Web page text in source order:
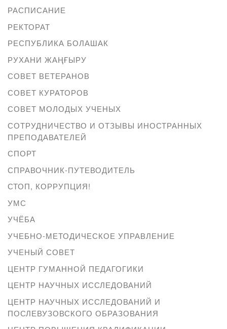
РАСПИСАНИЕ
РЕКТОРАТ
РЕСПУБЛИКА БОЛАШАК
РУХАНИ ЖАҢҒЫРУ
СОВЕТ ВЕТЕРАНОВ
СОВЕТ КУРАТОРОВ
СОВЕТ МОЛОДЫХ УЧЕНЫХ
СОТРУДНИЧЕСТВО И ОТЗЫВЫ ИНОСТРАННЫХ
ПРЕПОДАВАТЕЛЕЙ
СПОРТ
СПРАВОЧНИК-ПУТЕВОДИТЕЛЬ
СТОП, КОРРУПЦИЯ!
УМС
УЧЁБА
УЧЕБНО-МЕТОДИЧЕСКОЕ УПРАВЛЕНИЕ
УЧЕНЫЙ СОВЕТ
ЦЕНТР ГУМАННОЙ ПЕДАГОГИКИ
ЦЕНТР НАУЧНЫХ ИССЛЕДОВАНИЙ
ЦЕНТР НАУЧНЫХ ИССЛЕДОВАНИЙ И
ПОСЛЕВУЗОВСКОГО ОБРАЗОВАНИЯ